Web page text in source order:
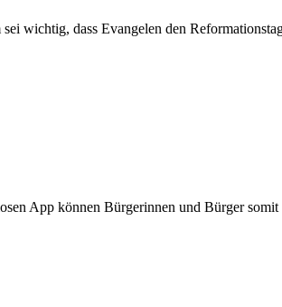
wichtig, dass Evangelen den
App können Bürgerinnen und Bürger